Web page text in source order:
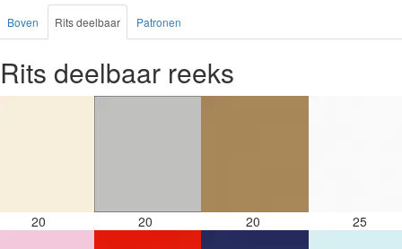
Boven Rits deelbaar Patronen
Rits deelbaar reeks
20 20 20 25